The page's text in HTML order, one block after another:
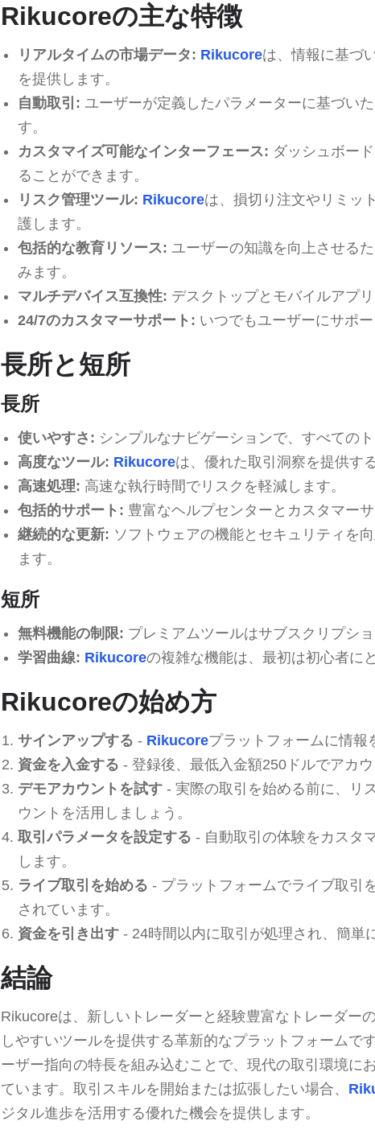
Rikucoreの主な特徴
リアルタイムの市場データ: Rikucoreは、情報に基づ
を提供します。
自動取引: ユーザーが定義したパラメーターに基づい
す。
カスタマイズ可能なインターフェース: ダッシュボー
ることができます。
リスク管理ツール: Rikucoreは、損切り注文やリミッ
護します。
包括的な教育リソース: ユーザーの知識を向上させる
みます。
マルチデバイス互換性: デスクトップとモバイルアプ
24/7のカスタマーサポート: いつでもユーザーにサポー
長所と短所
長所
使いやすさ: シンプルなナビゲーションで、すべての
高度なツール: Rikucoreは、優れた取引洞察を提供す
高速処理: 高速な執行時間でリスクを軽減します。
包括的サポート: 豊富なヘルプセンターとカスタマー
継続的な更新: ソフトウェアの機能とセキュリティを
ます。
短所
無料機能の制限: プレミアムツールはサブスクリプショ
学習曲線: Rikucoreの複雑な機能は、最初は初心者に
Rikucoreの始め方
サインアップする - Rikucoreプラットフォームに情報
資金を入金する - 登録後、最低入金額250ドルでアカ
デモアカウントを試す- 実際の取引を始める前に、リ
ウントを活用しましょう。
取引パラメータを設定する - 自動取引の体験をカスタ
します。
ライブ取引を始める - プラットフォームでライブ取引
されています。
資金を引き出す- 24時間以内に取引が処理され、簡単
結論
Rikucoreは、新しいトレーダーと経験豊富なトレーダー
しやすいツールを提供する革新的なプラットフォームで
ーザー指向の特長を組み込むことで、現代の取引環境に
ています。取引スキルを開始または拡張したい場合、
ジタル進歩を活用する優れた機会を提供します。